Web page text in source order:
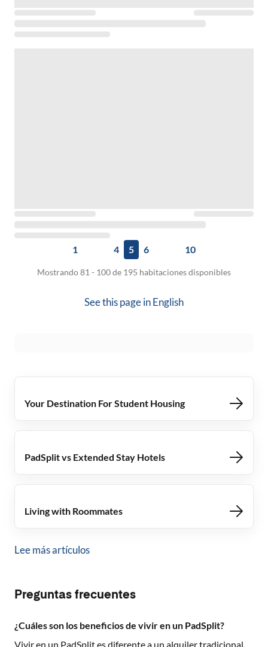
1 4 5 6 10
Mostrando 81 - 100 de 195 habitaciones disponibles
See this page inEnglish
Your Destination For Student Housing
PadSplit vs Extended Stay Hotels
Living with Roommates
Lee más artículos
Preguntas frecuentes
¿Cuáles son los beneficios de vivir en un PadSplit?
Vivir en un PadSplit es diferente a un alquiler tradicional.